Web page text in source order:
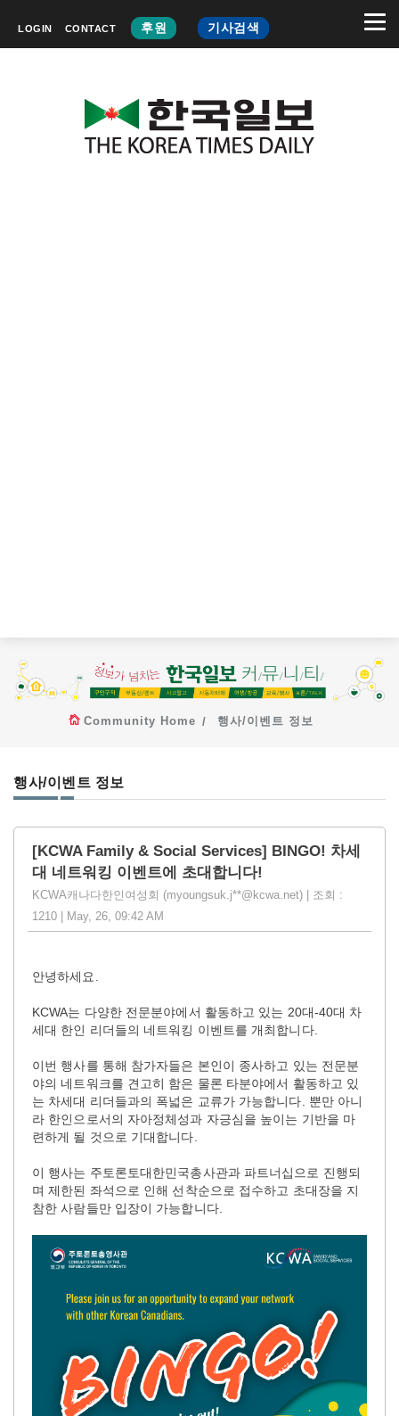
LOGIN CONTACT 후원 기사검색
Community Home 행사/이벤트 정보
행사/이벤트 정보
[KCWA Family & Social Services] BINGO! 차세
대 네트워킹 이벤트에 초대합니다!
KCWA캐나다한인여성회 (myoungsuk.j**@kcwa.net) | 조회 :
1210 | May, 26, 09:42 AM
안녕하세요.
KCWA는 다양한 전문분야에서 활동하고 있는 20대-40대 차
세대 한인 리더들의 네트워킹 이벤트를 개최합니다.
이번 행사를 통해 참가자들은 본인이 종사하고 있는 전문분
야의 네트워크를 견고히 함은 물론 타분야에서 활동하고 있
는 차세대 리더들과의 폭넓은 교류가 가능합니다. 뿐만 아니
라 한인으로서의 자아정체성과 자긍심을 높이는 기반을 마
련하게 될 것으로 기대합니다.
이 행사는 주토론토대한민국총사관과 파트너십으로 진행되
며 제한된 좌석으로 인해 선착순으로 접수하고 초대장을 지
참한 사람들만 입장이 가능합니다.